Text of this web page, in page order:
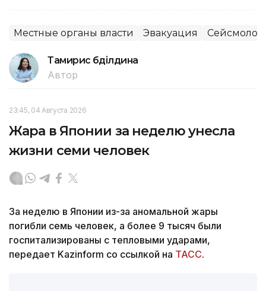
Местные органы власти Эвакуация
Тамирис Әбділдина
Автор
23:45, 04 Августа 2026
Жара в Японии за неделю унесла
жизни семи человек
За неделю в Японии из-за аномальной жары
погибли семь человек, а более 9 тысяч были
госпитализированы с тепловыми ударами,
передает Kazinform со ссылкой на ТАСС.